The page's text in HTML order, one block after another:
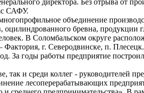
директора. Без отрыва от
САФУ.
объединение
бревна, продукции
В Соломбальском округе
г. Северодвинске, п.
За годы работы предприятие
так и среди коллег - руководителей
лесоперерабатывающих